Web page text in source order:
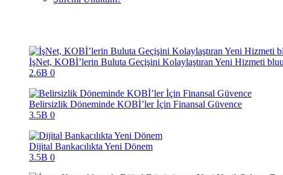
İşNet, KOBİ’lerin Buluta Geçişini Kolaylaştıran Yeni Hizmeti
2.6B 0
Belirsizlik Döneminde KOBİ’ler İçin Finansal Güvence
3.5B 0
Dijital Bankacılıkta Yeni Dönem
3.5B 0